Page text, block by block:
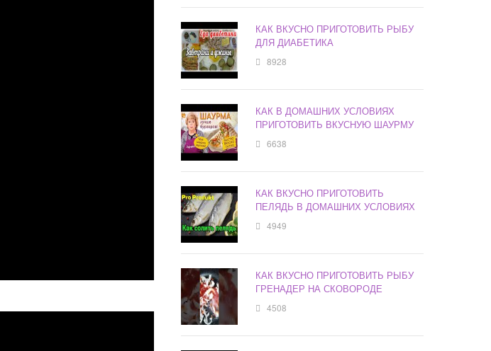
КАК ВКУСНО ПРИГОТОВИТЬ РЫБУ
ДЛЯ ДИАБЕТИКА
8928
КАК В ДОМАШНИХ УСЛОВИЯХ
ПРИГОТОВИТЬ ВКУСНУЮ ШАУРМУ
6638
КАК ВКУСНО ПРИГОТОВИТЬ
ПЕЛЯДЬ В ДОМАШНИХ УСЛОВИЯХ
4949
КАК ВКУСНО ПРИГОТОВИТЬ РЫБУ
ГРЕНАДЕР НА СКОВОРОДЕ
4508